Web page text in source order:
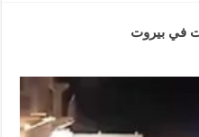
في بيروت